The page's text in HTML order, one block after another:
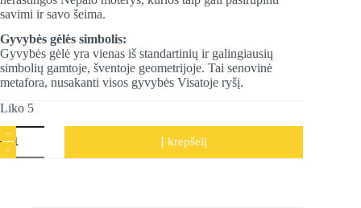
savimi ir savo šeima.
Gyvybės gėlės simbolis:
Gyvybės gėlė yra vienas iš standartinių ir galingiausių
simbolių gamtoje, šventoje geometrijoje. Tai senovinė
metafora, nusakanti visos gyvybės Visatoje ryšį.
Liko 5
produkto
kiekis:
Nedidelė
Į krepšelį